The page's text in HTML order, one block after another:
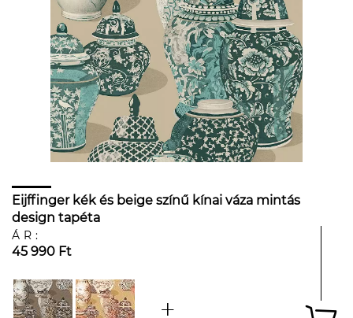
Eijffinger kék és beige színű kínai váza mintás
design tapéta
ÁR:
45 990 Ft